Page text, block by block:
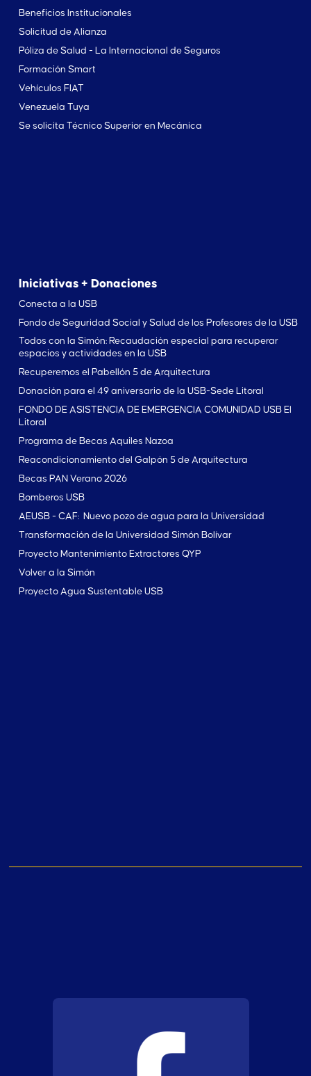
Beneficios Institucionales
Solicitud de Alianza
Póliza de Salud - La Internacional de Seguros
Formación Smart
Vehículos FIAT
Venezuela Tuya
Se solicita Técnico Superior en Mecánica
Iniciativas + Donaciones
Conecta a la USB
Fondo de Seguridad Social y Salud de los Profesores de la USB
Todos con la Simón: Recaudación especial para recuperar
espacios y actividades en la USB
Recuperemos el Pabellón 5 de Arquitectura
Donación para el 49 aniversario de la USB-Sede Litoral
FONDO DE ASISTENCIA DE EMERGENCIA COMUNIDAD USB El
Litoral
Programa de Becas Aquiles Nazoa
Reacondicionamiento del Galpón 5 de Arquitectura
Becas PAN Verano 2026
Bomberos USB
AEUSB - CAF: Nuevo pozo de agua para la Universidad
Transformación de la Universidad Simón Bolívar
Proyecto Mantenimiento Extractores QYP
Volver a la Simón
Proyecto Agua Sustentable USB